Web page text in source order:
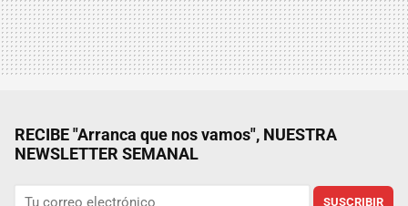
RECIBE "Arranca que nos vamos", NUESTRA
NEWSLETTER SEMANAL
SUSCRIBIR